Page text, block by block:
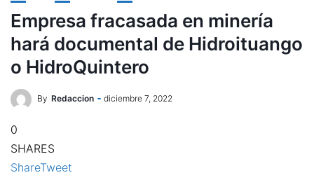
Empresa fracasada en minería
hará documental de Hidroituango
o HidroQuintero
By Redaccion diciembre 7, 2022
0
SHARES
ShareTweet